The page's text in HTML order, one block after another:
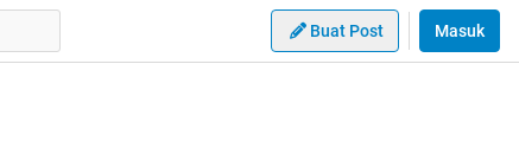
Buat Post Masuk